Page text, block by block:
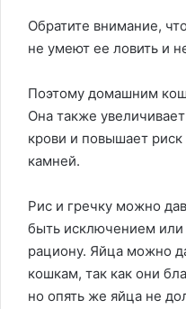
Обратите внимание,
не умеют ее ловить и
Поэтому домашним
Она также
крови и повышает
камней.
Рис и гречку можно
быть исключением
рациону. Яйца можно
кошкам, так как они
но опять же яйца не